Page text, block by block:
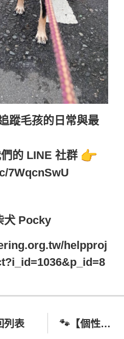
蹤毛孩的日常與最
的 LINE 社群
7WqcnSwU
犬 Pocky
helpproj
列表 🐾【個性超好的貓咪在找家🏡】 秋月跟秋露